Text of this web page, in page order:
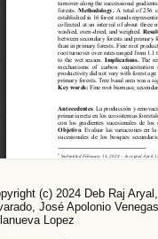
(c) 2024 Deb Raj
José Apolonio
Lopez